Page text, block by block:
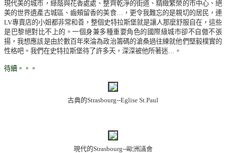
現代美的城市，綠蔭與花香處處、整齊乾淨的街道、精緻繁榮的市中心、絕
美的世界遺產古城區、齒頰留香的美食… ，更令我難忘的是親切的居民，連
LV專賣店的小姐都非常和善，整個史特拉斯堡就是讓人那麼舒服自在，這些
是巴黎絕對比不上的。一個身兼多種重要角色的國際級城市卻不自傲不張
揚，我想應該是由於數百年來淪為政治籌碼的滄桑過往練就他們堅毅樸實的
性格吧。我們在史特拉斯堡待了許多天，深深被他所著迷
。
待續。。。
古典的Strasbourg--Eglise St.Paul
現代的Strasbourg--歐洲議會